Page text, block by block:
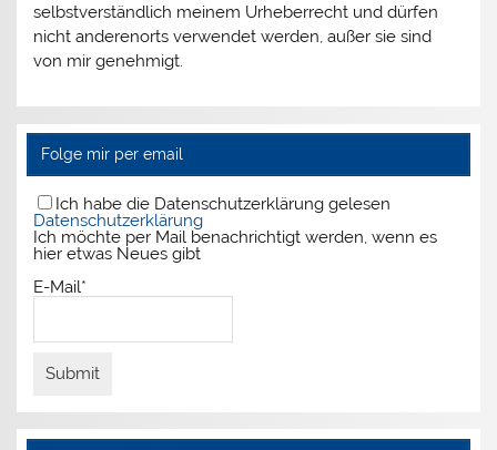
selbstverständlich meinem Urheberrecht und dürfen
nicht anderenorts verwendet werden, außer sie sind
von mir genehmigt.
Folge mir per email
Ich habe die Datenschutzerklärung gelesen
Datenschutzerklärung
Ich möchte per Mail benachrichtigt werden, wenn es
hier etwas Neues gibt
E-Mail*